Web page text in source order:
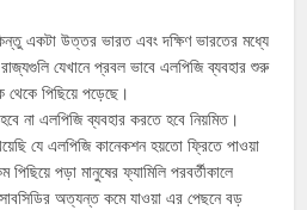
একটা উত্তর ভারত এবং দক্ষিণ ভারতের মধ্যে
যেখানে প্রবল ভাবে এলপিজি ব্যবহার শুরু
পিছিয়ে পড়েছে।
না এলপিজি ব্যবহার করতে হবে নিয়মিত।
যে এলপিজি কানেকশন হয়তো ফ্রিতে পাওয়া
পড়া মানুষের ফ্যামিলি পরবর্তীকালে
অত্যন্ত কমে যাওয়া এর পেছনে বড়